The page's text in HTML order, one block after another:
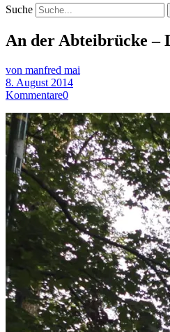
Suche
An der Abteibrücke –
von manfred mai
8. August 2014
Kommentare0